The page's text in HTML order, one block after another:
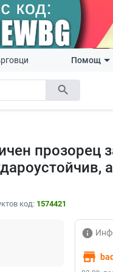
search
Помощ
прозорец
код: 1574421
info
store